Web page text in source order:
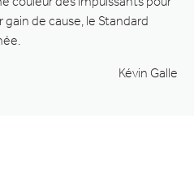
de cause, le Standard
Kévin Galle